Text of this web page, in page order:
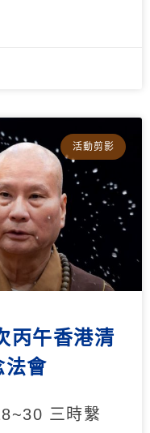
活動剪影
丙午香港清
法會
三時繫